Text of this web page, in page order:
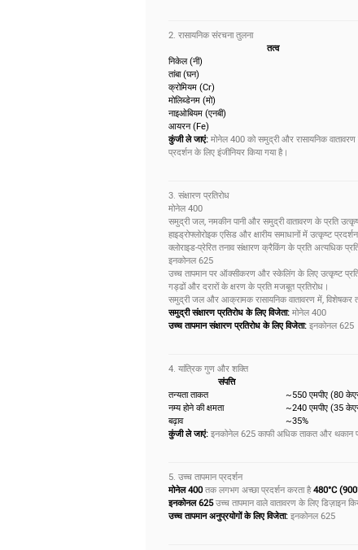
2. रासायनिक संरचना तुलना
तत्व
निकेल (नी)
तांबा (घन)
क्रोमियम (Cr)
मोलिब्डेनम (मो)
नाइओबियम (एनबी)
आयरन (Fe)
कुंजी ले जाएं:मोनेल 400 को समुद्री और रासायनिक
प्रदर्शन के लिए इंजीनियर किया गया है।
3. संक्षारण प्रतिरोध
मोनेल 400
समुद्री जल, नमकीन पानी और समुद्री वातावरण के प्रति
हाइड्रोफ्लोरोइक एसिड और क्षारीय समाधानों में उत्कृष्ट
क्लोराइड-प्रेरित तनाव संक्षारण क्रैकिंग के प्रति अत्यधिक
इनकोनल 625
उच्च तापमान पर ऑक्सीकरण और स्केलिंग के लिए उत्कृष्ट
गड्ढों और दरारों के क्षरण के प्रति मजबूत प्रतिरोध।
समुद्री जल और आक्रामक रासायनिक वातावरण में, विशेषकर
समुद्री संक्षारण प्रतिरोध के लिए विजेता:मोनेल 400
उच्च तापमान संक्षारण प्रतिरोध के लिए विजेता:इनकोनल 625
4. यांत्रिक गुण और शक्ति
संपत्ति
तन्यता ताकत
~550 एमपीए (80
नम्य होने की क्षमता
~240 एमपीए (35
बढ़ाव
~35%
कुंजी ले जाएं:इनकोनेल 625 काफी अधिक ताकत और थकान
5. उच्च तापमान प्रदर्शन
मोनेल 400तक लगभग अच्छा प्रदर्शन करता है480°C
इनकोनल 625उच्च तापमान वाले वातावरण के लिए
उच्च तापमान अनुप्रयोगों के लिए विजेता:इनकोनल 625